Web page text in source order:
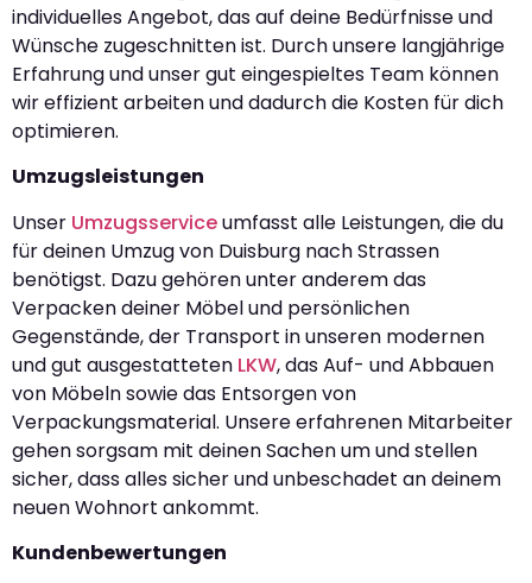
individuelles Angebot, das auf deine Bedürfnisse und
Wünsche zugeschnitten ist. Durch unsere langjährige
Erfahrung und unser gut eingespieltes Team können
wir effizient arbeiten und dadurch die Kosten für dich
optimieren.
Umzugsleistungen
Unser Umzugsserviceumfasst alle Leistungen, die du
für deinen Umzug von Duisburg nach Strassen
benötigst. Dazu gehören unter anderem das
Verpacken deiner Möbel und persönlichen
Gegenstände, der Transport in unseren modernen
und gut ausgestatteten LKW, das Auf- und Abbauen
von Möbeln sowie das Entsorgen von
Verpackungsmaterial. Unsere erfahrenen Mitarbeiter
gehen sorgsam mit deinen Sachen um und stellen
sicher, dass alles sicher und unbeschadet an deinem
neuen Wohnort ankommt.
Kundenbewertungen